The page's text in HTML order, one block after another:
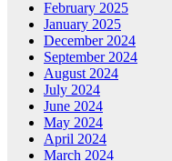
February 2025
January 2025
December 2024
September 2024
August 2024
July 2024
June 2024
May 2024
April 2024
March 2024